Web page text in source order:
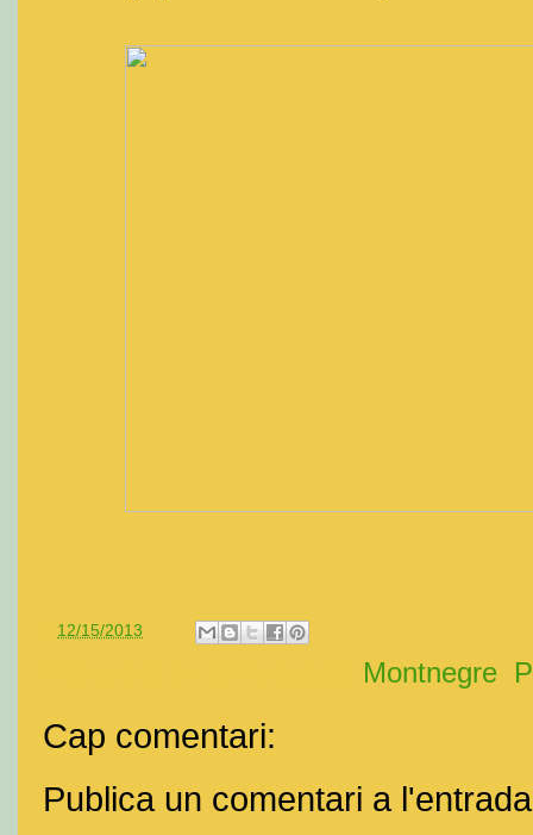
12/15/2013
Montnegre
Cap comentari:
Publica un comentari a l'entrada